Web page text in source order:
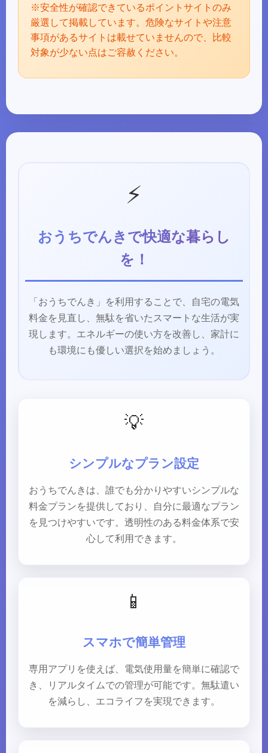
※安全性が確認できているポイントサイトのみ
厳選して掲載しています。危険なサイトや注意
事項があるサイトは載せていませんので、比較
対象が少ない点はご容赦ください。
⚡
おうちでんきで快適な暮らし
を！
「おうちでんき」を利用することで、自宅の電気
料金を見直し、無駄を省いたスマートな生活が実
現します。エネルギーの使い方を改善し、家計に
も環境にも優しい選択を始めましょう。
💡
シンプルなプラン設定
おうちでんきは、誰でも分かりやすいシンプルな
料金プランを提供しており、自分に最適なプラン
を見つけやすいです。透明性のある料金体系で安
心して利用できます。
📱
スマホで簡単管理
専用アプリを使えば、電気使用量を簡単に確認で
き、リアルタイムでの管理が可能です。無駄遣い
を減らし、エコライフを実現できます。